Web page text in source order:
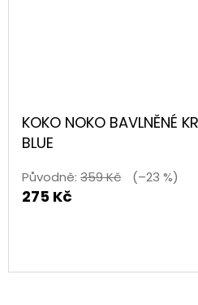
KOKO NOKO BAVLNĚNÉ
BLUE
Původně: 359 Kč (–23 %)
275 Kč